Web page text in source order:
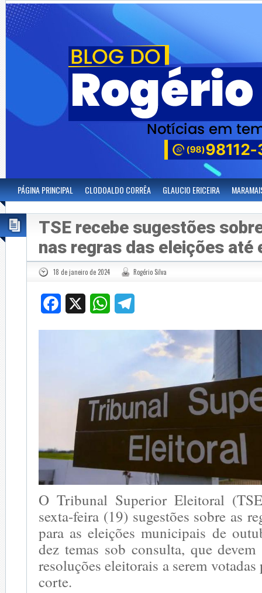
PÁGINA PRINCIPAL CLODOALDO CORRÊA GLAUCIO ERICEIRA
TSE recebe sugestões
nas regras das eleições até
18 de janeiro de 2024 Rogério Silva
Facebook WhatsApp
O Tribunal Superior Eleitoral
sexta-feira (19) sugestões sobre as
para as eleições municipais de
dez temas sob consulta, que
resoluções eleitorais a serem
corte.